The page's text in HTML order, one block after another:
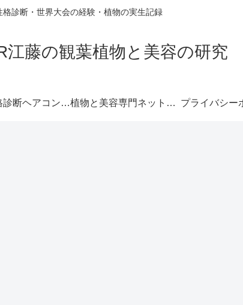
格診断・世界大会の経験・植物の実生記録
江藤の観葉植物と美容の研究
髪質性格診断ヘアコンパス™︎ 植物と美容専門ネットショップ プライバシー